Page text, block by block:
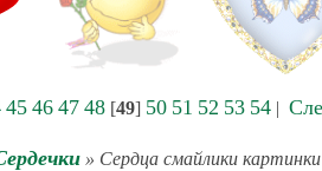
45 46 47 48[49] 50 51 52 53 54|
» Сердца смайлики